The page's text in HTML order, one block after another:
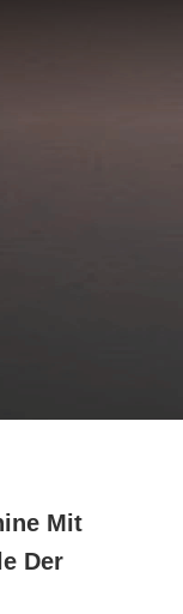
Mit
Der